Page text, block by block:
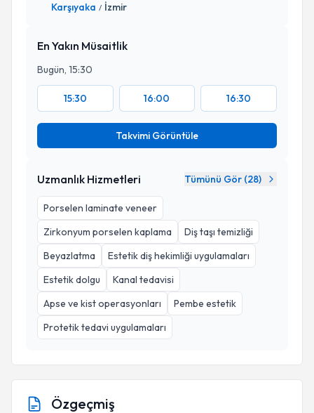
Karşıyaka / İzmir
En Yakın Müsaitlik
Bugün, 15:30
15:30 16:00 16:30
Takvimi Görüntüle
Uzmanlık Hizmetleri Tümünü Gör (28)
Porselen laminate veneer
Zirkonyum porselen kaplama
Diş taşı temizliği
Beyazlatma
Estetik diş hekimliği uygulamaları
Estetik dolgu
Kanal tedavisi
Apse ve kist operasyonları
Pembe estetik
Protetik tedavi uygulamaları
Özgeçmiş